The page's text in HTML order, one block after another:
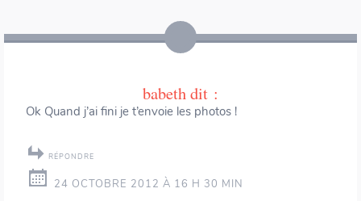
babeth dit :
Ok Quand j’ai fini je t’envoie les photos !
RÉPONDRE
24 OCTOBRE 2012 À 16 H 30 MIN